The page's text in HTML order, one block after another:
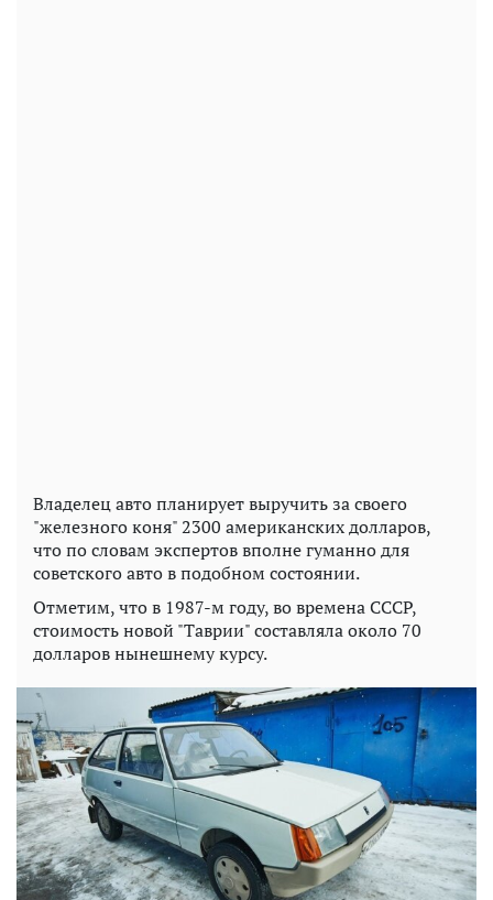
Владелец авто планирует выручить за своего
"железного коня" 2300 американских долларов,
что по словам экспертов вполне гуманно для
советского авто в подобном состоянии.
Отметим, что в 1987-м году, во времена СССР,
стоимость новой "Таврии" составляла около 70
долларов нынешнему курсу.